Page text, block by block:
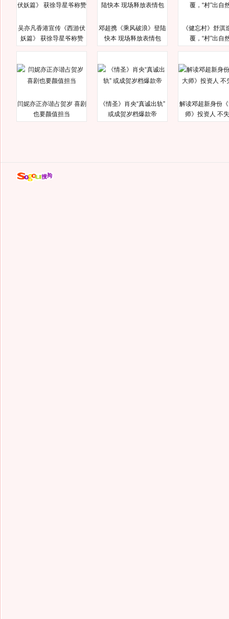
吴亦凡香港宣传《西游伏
妖篇》 获徐导星爷称赞
邓超携《乘风破浪》登陆
快本 现场释放表情包
《健忘村》舒淇
覆，“村”出自
闫妮亦正亦谐占贺岁 喜剧
也要颜值担当
《情圣》肖央“真诚出轨”
或成贺岁档爆款帝
解读邓超新身份
师》投资人 不